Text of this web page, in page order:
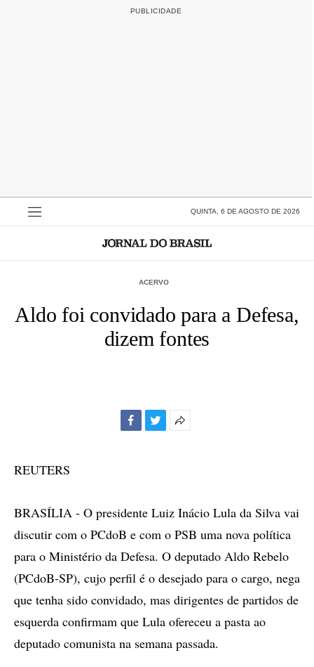
QUINTA, 6 DE AGOSTO DE 2026
ACERVO
Aldo foi convidado para a Defesa,
dizem fontes
REUTERS
BRASÍLIA - O presidente Luiz Inácio Lula da Silva vai
discutir com o PCdoB e com o PSB uma nova política
para o Ministério da Defesa. O deputado Aldo Rebelo
(PCdoB-SP), cujo perfil é o desejado para o cargo, nega
que tenha sido convidado, mas dirigentes de partidos de
esquerda confirmam que Lula ofereceu a pasta ao
deputado comunista na semana passada.